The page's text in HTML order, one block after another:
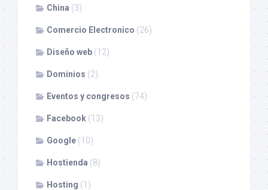
China (3)
Comercio Electronico (26)
Diseño web (12)
Dominios (2)
Eventos y congresos (74)
Facebook (13)
Google (10)
Hostienda (8)
Hosting (1)